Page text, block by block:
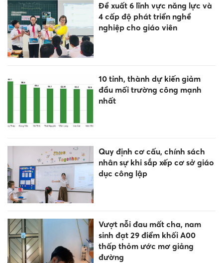
Đề xuất 6 lĩnh vực năng lực và
4 cấp độ phát triển nghề
nghiệp cho giáo viên
10 tỉnh, thành dự kiến giảm
đầu mối trường công mạnh
nhất
Quy định cơ cấu, chính sách
nhân sự khi sắp xếp cơ sở giáo
dục công lập
Vượt nỗi đau mất cha, nam
sinh đạt 29 điểm khối A00
thấp thỏm ước mơ giảng
đường